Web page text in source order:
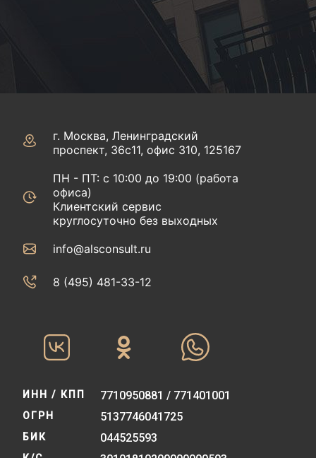
г. Москва, Ленинградский
проспект, 36с11, офис 310, 125167
ПН - ПТ: с 10:00 до 19:00 (работа
офиса)
Клиентский сервис
круглосуточно без выходных
info@alsconsult.ru
8 (495) 481-33-12‬‬
ИНН / КПП 7710950881 / 771401001
ОГРН 5137746041725
БИК 044525593